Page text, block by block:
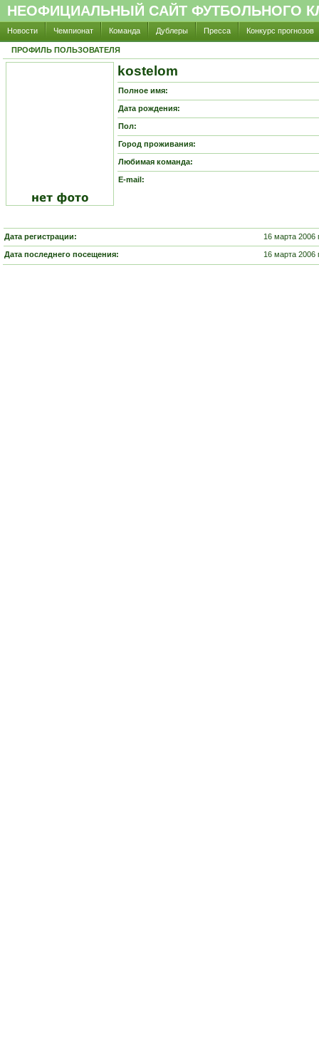
НЕОФИЦИАЛЬНЫЙ САЙТ ФУТБОЛЬНОГО
Новости Чемпионат Команда Дублеры Пресса Конкурс прогнозов
ПРОФИЛЬ ПОЛЬЗОВАТЕЛЯ
kostelom
Полное имя:
Дата рождения:
Пол:
Город проживания:
Любимая команда:
E-mail:
Дата регистрации: 16 марта 2006
Дата последнего посещения: 16 марта 2006